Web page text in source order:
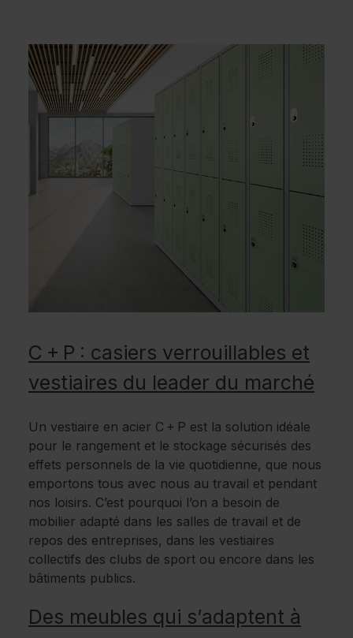
C + P : casiers verrouillables et
vestiaires du leader du marché
Un vestiaire en acier C + P est la solution idéale
pour le rangement et le stockage sécurisés des
effets personnels de la vie quotidienne, que nous
emportons tous avec nous au travail et pendant
nos loisirs. C’est pourquoi l’on a besoin de
mobilier adapté dans les salles de travail et de
repos des entreprises, dans les vestiaires
collectifs des clubs de sport ou encore dans les
bâtiments publics.
Des meubles qui s’adaptent à